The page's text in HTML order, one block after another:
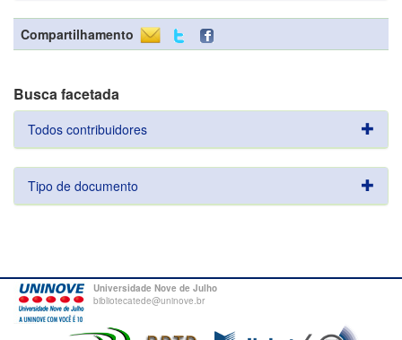
Compartilhamento
Busca facetada
Todos contribuidores
Tipo de documento
Universidade Nove de Julho
bibliotecatede@uninove.br